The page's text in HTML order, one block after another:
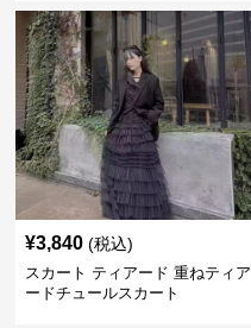
¥3,840 (税込)
スカート ティアード 重ねティア
ードチュールスカート